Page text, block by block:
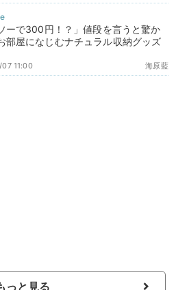
ーで300円！？」値段を言うと驚か
部屋になじむナチュラル収納グッズ
海原藍
11:00
っと見る